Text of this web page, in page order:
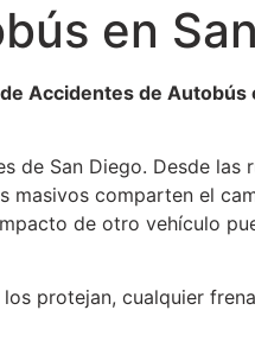
en
de San Diego. Desde
masivos comparten el
de otro vehículo
protejan, cualquier